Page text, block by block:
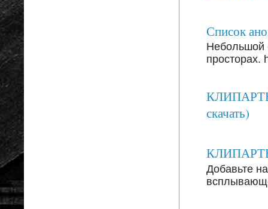
Список
Небольшой
просторах.
скачать)
КЛИПАРТЫ:
Добавьте